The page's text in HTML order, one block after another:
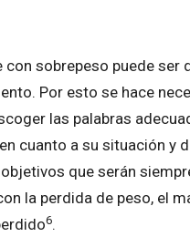
sobrepeso puede ser
Por esto se hace
las palabras
cuanto a su situación y
que serán
la perdida de peso, el
6.